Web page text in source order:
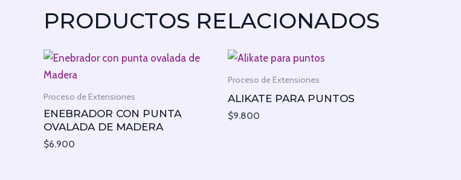
PRODUCTOS RELACIONADOS
Proceso de Extensiones
ENEBRADOR CON PUNTA
OVALADA DE MADERA
$6.900
Proceso de Extensiones
ALIKATE PARA PUNTOS
$9.800